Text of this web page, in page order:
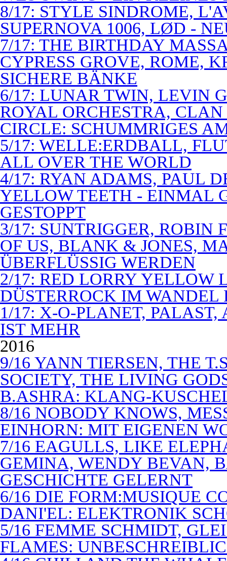
8/17: STYLE SINDROME,
SUPERNOVA 1006, LØD -
7/17: THE BIRTHDAY
CYPRESS GROVE, ROME,
SICHERE BÄNKE
6/17: LUNAR TWIN, LEVIN
ROYAL ORCHESTRA,
CIRCLE: SCHUMMRIGES
5/17: WELLE:ERDBALL,
ALL OVER THE WORLD
4/17: RYAN ADAMS, PAUL
YELLOW TEETH - EINMAL
GESTOPPT
3/17: SUNTRIGGER, ROBIN
OF US, BLANK & JONES,
ÜBERFLÜSSIG WERDEN
2/17: RED LORRY YELLOW
DÜSTERROCK IM WANDEL
1/17: X-O-PLANET,
IST MEHR
2016
9/16 YANN TIERSEN, THE
SOCIETY, THE LIVING
B.ASHRA: KLANG-
8/16 NOBODY KNOWS,
EINHORN: MIT EIGENEN
7/16 EAGULLS, LIKE
GEMINA, WENDY BEVAN,
GESCHICHTE GELERNT
6/16 DIE FORM:MUSIQUE
DANI'EL: ELEKTRONIK
5/16 FEMME SCHMIDT,
FLAMES: